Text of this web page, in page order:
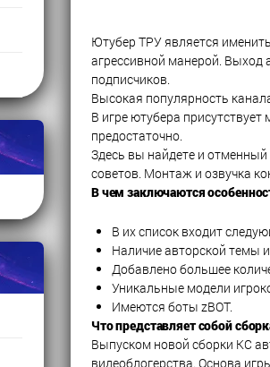
Ютубер ТРУ является
агрессивной манерой. Выход
подписчиков.
Высокая популярность
В игре ютубера
предостаточно.
Здесь вы найдете и
советов. Монтаж и озвучка
В чем заключаются
В их список входит
Наличие авторской темы
Добавлено большее
Уникальные модели
Имеются боты zBOT.
Что представляет собой
Выпуском новой сборки КС
видеоблогерства. Основа